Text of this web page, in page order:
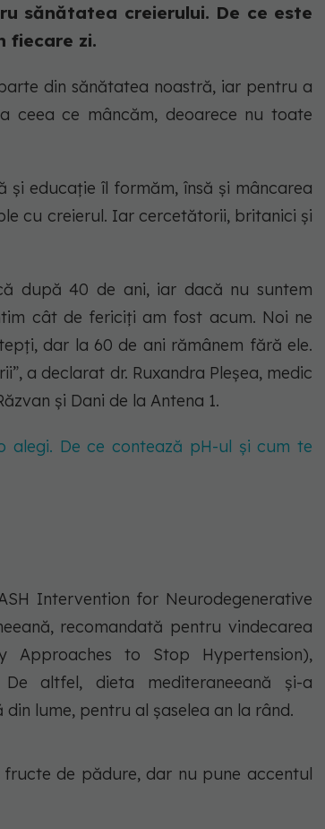
sănătatea creierului. De ce este
fiecare zi.
din sănătatea noastră, iar pentru a
ceea ce mâncăm, deoarece nu toate
și educație îl formăm, însă și mâncarea
cu creierul. Iar cercetătorii, britanici și
după 40 de ani, iar dacă nu suntem
cât de fericiți am fost acum. Noi ne
dar la 60 de ani rămânem fără ele.
a declarat dr. Ruxandra Pleșea, medic
și Dani de la Antena 1.
alegi. De ce contează pH-ul și cum te
Intervention for Neurodegenerative
recomandată pentru vindecarea
to Stop Hypertension),
De altfel, dieta mediteraneeană și-a
lume, pentru al șaselea an la rând.
de pădure, dar nu pune accentul